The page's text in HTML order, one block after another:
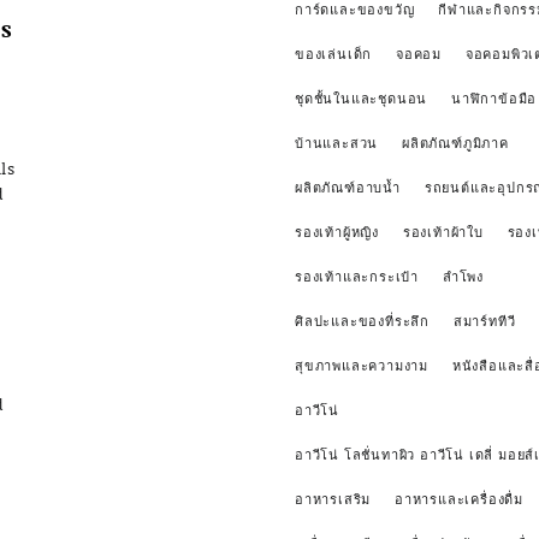
การ์ดและของขวัญ กีฬาและกิจกรร
ของเล่นเด็ก จอคอม จอคอมพิวเ
ชุดชั้นในและชุดนอน นาฬิกาข้อมือ
บ้านและสวน ผลิตภัณฑ์ภูมิภาค
ผลิตภัณฑ์อาบน้ำ รถยนต์และอุปก
รองเท้าผู้หญิง รองเท้าผ้าใบ รอง
รองเท้าและกระเป๋า ลำโพง
ศิลปะและของที่ระลึก สมาร์ททีวี
สุขภาพและความงาม หนังสือและสื่
อาวีโน่
อาวีโน่ โลชั่นทาผิว อาวีโน่ เดลี่ มอยส์
อาหารเสริม อาหารและเครื่องดื่ม